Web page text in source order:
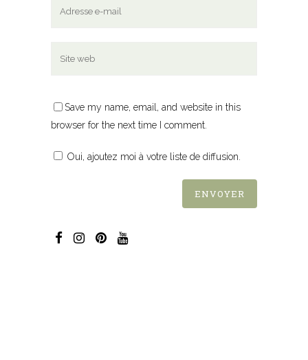
Save my name, email, and website in this
browser for the next time I comment.
Oui, ajoutez moi à votre liste de diffusion.